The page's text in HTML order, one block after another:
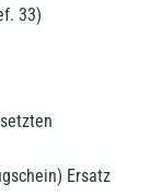
33)
Ersatz